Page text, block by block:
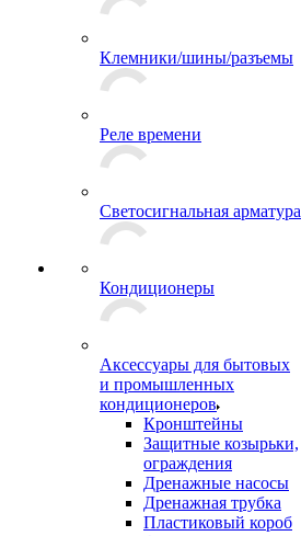
Клемники/шины/разъемы
Реле времени
Светосигнальная арматура
Кондиционеры
Аксессуары для бытовых
и промышленных
кондиционеров
Кронштейны
Защитные козырьки,
ограждения
Дренажные насосы
Дренажная трубка
Пластиковый короб